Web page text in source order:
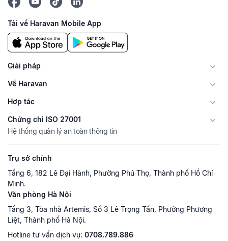
Tải về Haravan Mobile App
Giải pháp
Về Haravan
Hợp tác
Chứng chỉ ISO 27001
Hệ thống quản lý an toàn thông tin
Trụ sở chính
Tầng 6, 182 Lê Đại Hành, Phường Phú Thọ, Thành phố Hồ Chí
Minh.
Văn phòng Hà Nội
Tầng 3, Tòa nhà Artemis, Số 3 Lê Trọng Tấn, Phường Phương
Liệt, Thành phố Hà Nội.
Hotline tư vấn dịch vụ: 0708.789.886